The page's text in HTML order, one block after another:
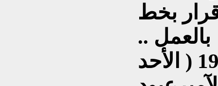
بخط
..
والثانية ، تاريخها 26/ 5 /1973 ( الأحد